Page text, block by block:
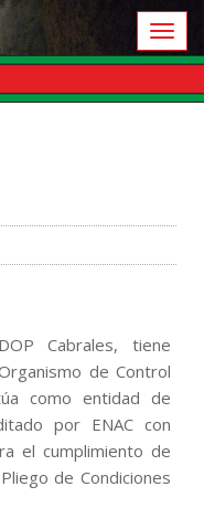
Toggle
Cabrales, tiene
de Control
como entidad de
por ENAC con
el cumplimiento de
de Condiciones